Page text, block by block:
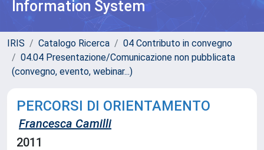
Information System
IRIS Catalogo Ricerca
04 Contributo in convegno
04.04 Presentazione/Comunicazione non pubblicata
(convegno, evento, webinar...)
PERCORSI DI ORIENTAMENTO
Francesca Camilli
2011